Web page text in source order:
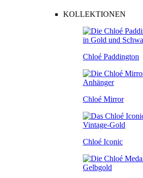
KOLLEKTIONEN
Chloé Paddington
Chloé Mirror
Chloé Iconic